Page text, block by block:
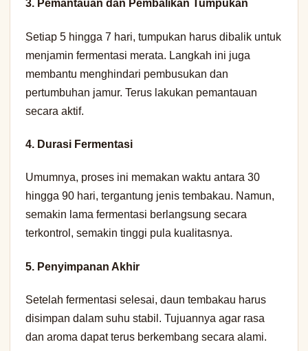
3. Pemantauan dan Pembalikan Tumpukan
Setiap 5 hingga 7 hari, tumpukan harus dibalik untuk
menjamin fermentasi merata. Langkah ini juga
membantu menghindari pembusukan dan
pertumbuhan jamur. Terus lakukan pemantauan
secara aktif.
4. Durasi Fermentasi
Umumnya, proses ini memakan waktu antara 30
hingga 90 hari, tergantung jenis tembakau. Namun,
semakin lama fermentasi berlangsung secara
terkontrol, semakin tinggi pula kualitasnya.
5. Penyimpanan Akhir
Setelah fermentasi selesai, daun tembakau harus
disimpan dalam suhu stabil. Tujuannya agar rasa
dan aroma dapat terus berkembang secara alami.